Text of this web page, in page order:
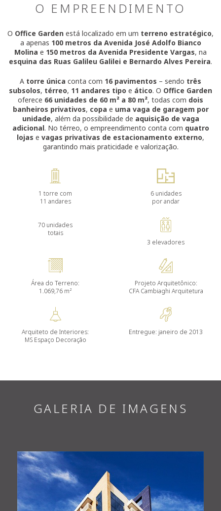
O EMPREENDIMENTO
O Office Garden está localizado em um terreno estratégico,
a apenas 100 metros da Avenida José Adolfo Bianco
Molina e 150 metros da Avenida Presidente Vargas, na
esquina das Ruas Galileu Galilei e Bernardo Alves Pereira.
A torre única conta com 16 pavimentos – sendo três
subsolos, térreo, 11 andares tipo e ático. O Office Garden
oferece 66 unidades de 60 m² a 80 m², todas com dois
banheiros privativos, copa e uma vaga de garagem por
unidade, além da possibilidade de aquisição de vaga
adicional. No térreo, o empreendimento conta com quatro
lojas e vagas privativas de estacionamento externo,
garantindo mais praticidade e valorização.
1 torre com
11 andares
6 unidades
por andar
70 unidades
totais
3 elevadores
Área do Terreno:
1.069,76 m²
Projeto Arquitetônico:
CFA Cambiaghi Arquitetura
Arquiteto de Interiores:
MS Espaço Decoração
Entregue: janeiro de 2013
GALERIA DE IMAGENS